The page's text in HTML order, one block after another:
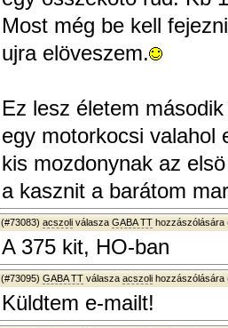
Most még be kell
ujra elöveszem.
Ez lesz életem
egy motorkocsi valahol
kis mozdonynak az
a kasznit a barátom
(#73083) acszoli válasza GABA TT hozzászólására
A 375 kit, HO-ban
(#73095) GABA TT válasza acszoli hozzászólására
Küldtem e-mailt!